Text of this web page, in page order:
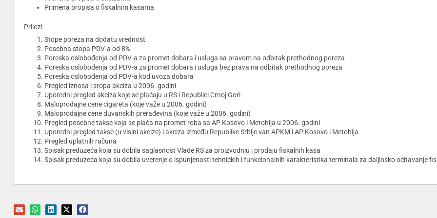
Primena propisa o fiskalnim kasama
Prilozi
Stope poreza na dodatu vrednost
Posebna stopa PDV-a od 8%
Poreska oslobođenja od PDV-a za promet dobara i usluga sa pravom na odbitak prethodnog poreza
Poreska oslobođenja od PDV-a za promet dobara i usluga bez prava na odbitak prethodnog poreza
Poreska oslobođenja od PDV-a kod uvoza dobara
Pregled iznosa i stopa akciza u 2006. godini
Uporedni pregled akciza koje se plaćaju u RS i Republici Crnoj Gori
Maloprodajne cene cigareta (koje važe u 2006. godini)
Maloprodajne cene duvanskih prerađevina (koje važe u 2006. godini)
Pregled posebne takse koja se plaća na promet roba sa AP Kosovo i Metohija u 2006. godini
Uporedni pregled takse (u visini akcize) i akciza između Republike Srbije van APKM i AP Kosovo i Metohija
Pregled uplatnih računa
Spisak preduzeća koja su dobila saglasnost Vlade RS za proizvodnju i prodaju fiskalnih kasa
Spisak preduzeća koja su dobila uverenje o ispunjenosti tehničkih i funkcionalnih karakteristika terminala za daljinsko očitavanje